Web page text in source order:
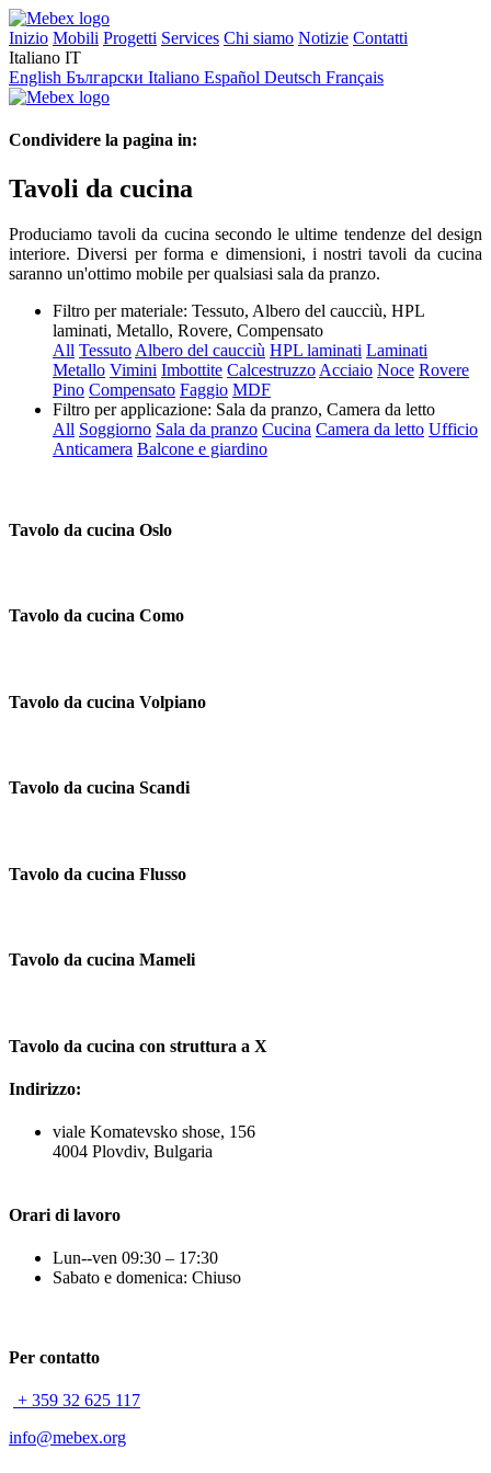
Inizio Mobili Progetti Services Chi siamo Notizie Contatti
Italiano IT
English Български Italiano Español Deutsch Français
Condividere la pagina in:
Tavoli da cucina
Produciamo tavoli da cucina secondo le ultime tendenze del design
interiore. Diversi per forma e dimensioni, i nostri tavoli da cucina
saranno un'ottimo mobile per qualsiasi sala da pranzo.
Filtro per materiale: Tessuto, Albero del caucciù, HPL
laminati, Metallo, Rovere, Compensato
All TessutoAlbero del caucciù HPL laminati Laminati
Metallo Vimini Imbottite CalcestruzzoAcciaio Noce Rovere
Pino Compensato Faggio MDF
Filtro per applicazione: Sala da pranzo, Camera da letto
All Soggiorno Sala da pranzo Cucina Camera da letto Ufficio
Anticamera Balcone e giardino
Tavolo da cucina Oslo
Tavolo da cucina Como
Tavolo da cucina Volpiano
Tavolo da cucina Scandi
Tavolo da cucina Flusso
Tavolo da cucina Mameli
Tavolo da cucina con struttura a X
Indirizzo:
viale Komatevsko shose, 156
4004 Plovdiv, Bulgaria
Orari di lavoro
Lun--ven 09:30 – 17:30
Sabato e domenica: Chiuso
Per contatto
+ 359 32 625 117
info@mebex.org